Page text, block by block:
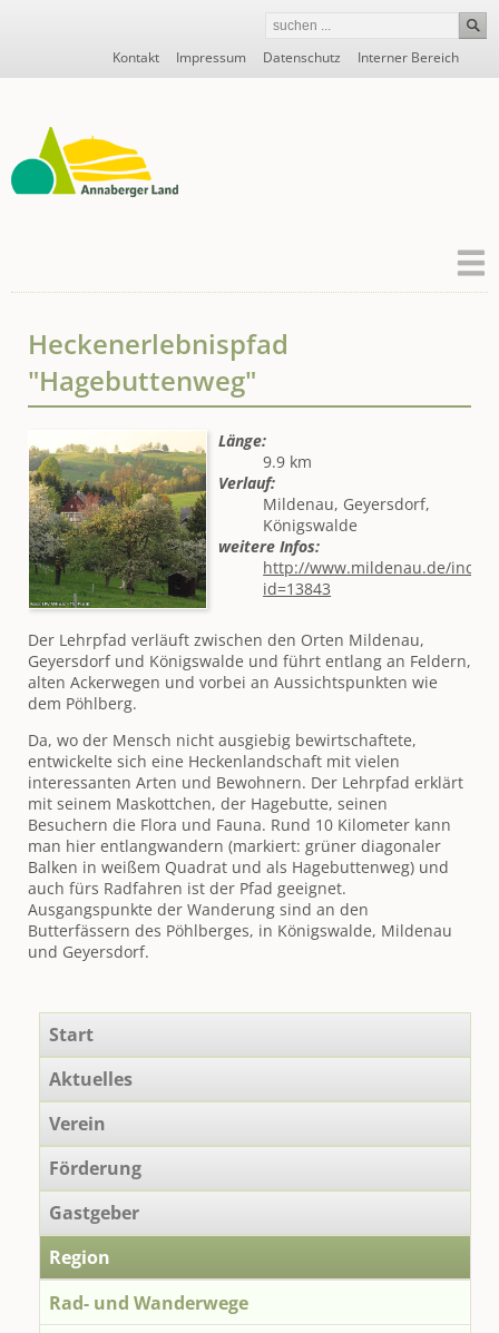
Navigation
überspringen
Kontakt Impressum Datenschutz Interner Bereich
Heckenerlebnispfad
"Hagebuttenweg"
Länge:
9.9 km
Verlauf:
Mildenau, Geyersdorf,
Königswalde
weitere Infos:
http://www.mildenau.de/
id=13843
Der Lehrpfad verläuft zwischen den Orten Mildenau,
Geyersdorf und Königswalde und führt entlang an Feldern,
alten Ackerwegen und vorbei an Aussichtspunkten wie
dem Pöhlberg.
Da, wo der Mensch nicht ausgiebig bewirtschaftete,
entwickelte sich eine Heckenlandschaft mit vielen
interessanten Arten und Bewohnern. Der Lehrpfad erklärt
mit seinem Maskottchen, der Hagebutte, seinen
Besuchern die Flora und Fauna. Rund 10 Kilometer kann
man hier entlangwandern (markiert: grüner diagonaler
Balken in weißem Quadrat und als Hagebuttenweg) und
auch fürs Radfahren ist der Pfad geeignet.
Ausgangspunkte der Wanderung sind an den
Butterfässern des Pöhlberges, in Königswalde, Mildenau
und Geyersdorf.
überspringen
Start
Aktuelles
Verein
Förderung
Gastgeber
Region
Rad- und Wanderwege